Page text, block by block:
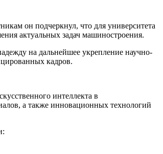
он подчеркнул, что для университета
актуальных задач машиностроения.
на дальнейшее укрепление научно-
кадров.
интеллекта в
а также инновационных технологий